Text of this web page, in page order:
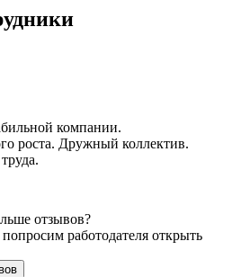
компании.
роста. Дружный коллектив.
отзывов?
работодателя открыть